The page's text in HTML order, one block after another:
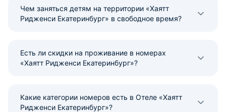
Чем заняться детям на территории «Хаятт
Ридженси Екатеринбург» в свободное время?
Есть ли скидки на проживание в номерах
«Хаятт Ридженси Екатеринбург»?
Какие категории номеров есть в Отеле «Хаятт
Ридженси Екатеринбург»?